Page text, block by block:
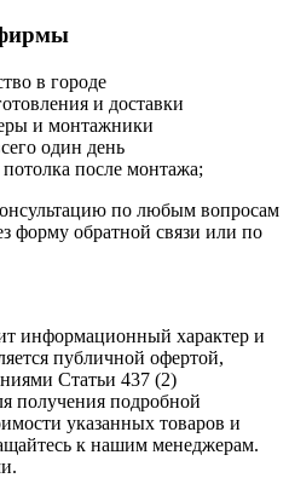
в городе
и доставки
и монтажники
один день
после монтажа;
по любым вопросам
форму обратной связи или по
информационный характер и
публичной офертой,
Статьи 437 (2)
получения подробной
указанных товаров и
к нашим менеджерам.